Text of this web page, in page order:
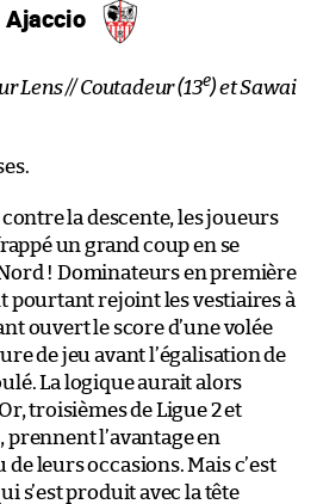
Ajaccio
Lens // Coutadeur (13e) et Sawai
la descente, les joueurs
un grand coup en se
! Dominateurs en première
pourtant rejoint les vestiaires à
ouvert le score d’une volée
de jeu avant l’égalisation de
La logique aurait alors
troisièmes de Ligue 2 et
prennent l’avantage en
de leurs occasions. Mais c’est
s’est produit avec la tête